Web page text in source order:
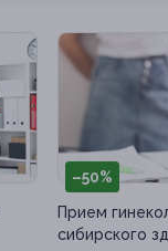
–50%
Прием
сибирского